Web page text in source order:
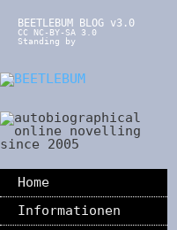
BEETLEBUM BLOG v3.0
CC NC-BY-SA 3.0
Standing by
Home
Informationen